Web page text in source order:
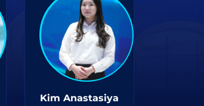
Kim Anastasiya